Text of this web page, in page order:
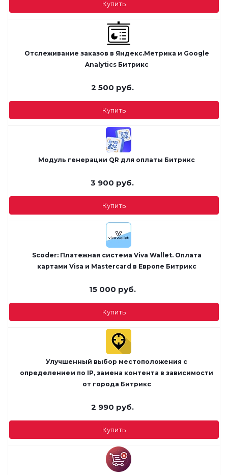
Купить
Отслеживание заказов в Яндекс.Метрика и Google
Analytics Битрикс
2 500 руб.
Купить
Модуль генерации QR для оплаты Битрикс
3 900 руб.
Купить
Scoder: Платежная система Viva Wallet. Оплата
картами Visa и Mastercard в Европе Битрикс
15 000 руб.
Купить
Улучшенный выбор местоположения с
определением по IP, замена контента в зависимости
от города Битрикс
2 990 руб.
Купить